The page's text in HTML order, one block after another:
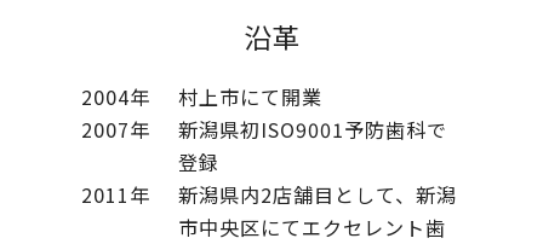
沿革
2004年
村上市にて開業
2007年
新潟県初ISO9001予防歯科で
登録
2011年
新潟県内2店舗目として、新潟
市中央区にてエクセレント歯